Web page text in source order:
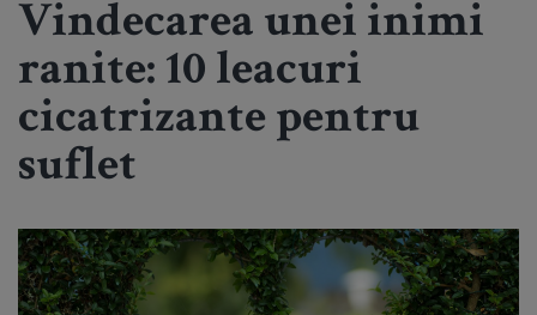
Vindecarea unei inimi
ranite: 10 leacuri
cicatrizante pentru
suflet